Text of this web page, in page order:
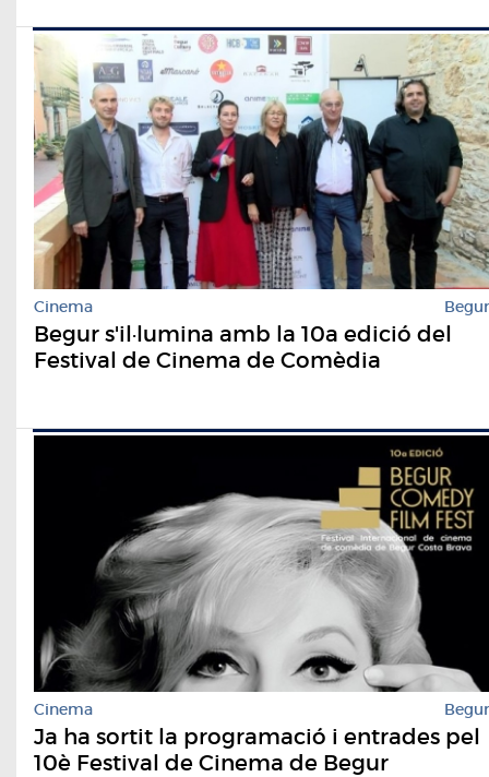
Cinema Begur
Begur s'il·lumina amb la 10a edició del
Festival de Cinema de Comèdia
Cinema Begur
Ja ha sortit la programació i entrades pel
10è Festival de Cinema de Begur